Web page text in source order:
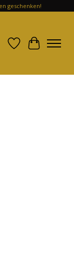
geschenken!
Verlanglijst